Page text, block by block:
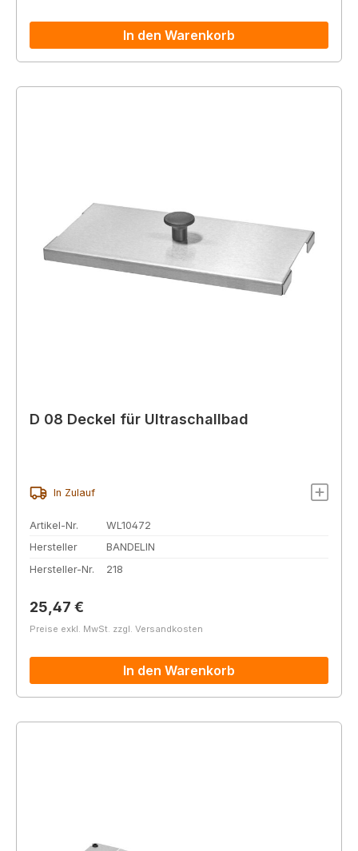
In den Warenkorb
D 08 Deckel für Ultraschallbad
In Zulauf
Artikel-Nr.
WL10472
Hersteller
BANDELIN
Hersteller-Nr.
218
Regulärer Preis:
25,47 €
Preise exkl. MwSt. zzgl. Versandkosten
In den Warenkorb